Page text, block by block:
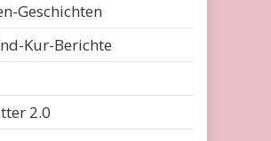
Geschichten
Kur-Berichte
2.0